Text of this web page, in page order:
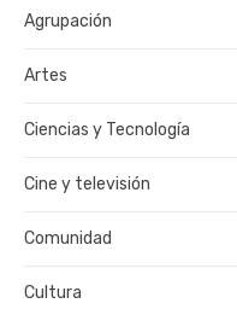
Agrupación
Artes
Ciencias y Tecnología
Cine y televisión
Comunidad
Cultura